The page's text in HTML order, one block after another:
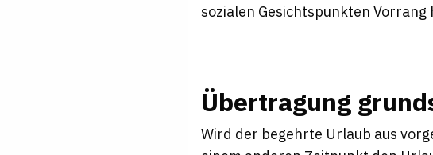
sozialen Gesichtspunkten Vorrang
Übertragung
Wird der begehrte Urlaub aus